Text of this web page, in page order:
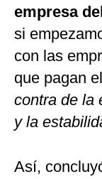
empresa
si
con las
que pagan
contra de la
y la
Así,